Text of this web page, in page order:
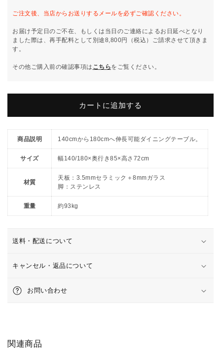
ー
ブ
ル
伸
縮
180×85cm
イ
タ
ア
セ
ッ
LAMINAM
製
ワ
レ
ー
ブ
ル
縮
140
イ
タ
ア
ン
セ
ッ
製
ワ
ご注文後、当店からお送りするメールを必ずご確認ください。
お届け予定日のご不在、もしくは当日のご連絡によるお日延べとなり
ました際は、再手配料として別途8,800円（税込）ご請求させて頂きま
す。
その他ご購入前の確認事項は こちらをご覧ください。
カートに追加する
商品説明 140cmから180cmへ伸長可能ダイニングテーブル。
サイズ 幅140/180×奥行き85×高さ72cm
材質
天板：3.5mmセラミック＋8mmガラス
脚：ステンレス
重量 約93kg
送料・配送について
キャンセル・返品について
お問い合わせ
関連商品